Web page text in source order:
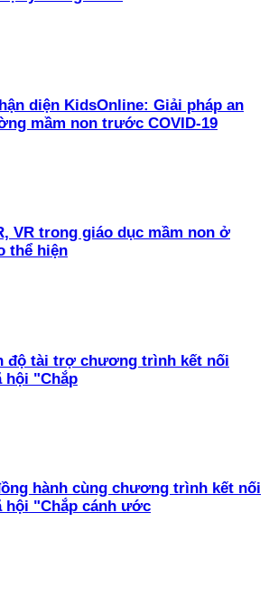
diện KidsOnline: Giải pháp an
mầm non trước COVID-19
VR trong giáo dục mầm non ở
thể hiện
độ tài trợ chương trình kết nối
hội "Chắp
hành cùng chương trình kết nối
hội "Chắp cánh ước